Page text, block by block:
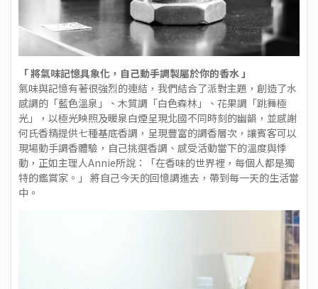
「 將氣味記憶具象化，自己動手調製屬於你的香水 」
氣味與記憶有著很強烈的連結，我們結合了派對主題，創造了水
感調的「藍色溫泉」、木質調「白色森林」、花果調「跳舞極
光」，以極光映照及暖泉白煙呈現北國不同時刻的幽韻，並感謝
何氏香精提供七種基底香調，呈現豐富的調香層次，讓賓客可以
現場動手調香體驗，自己挑選香調、感受活動當下的溫度與悸
動，正如主理人Annie所說：「在香味的世界裡，每個人都是獨
特的鑑賞家。」 將自己今天的回憶調進去，帶到每一天的生活當
中。